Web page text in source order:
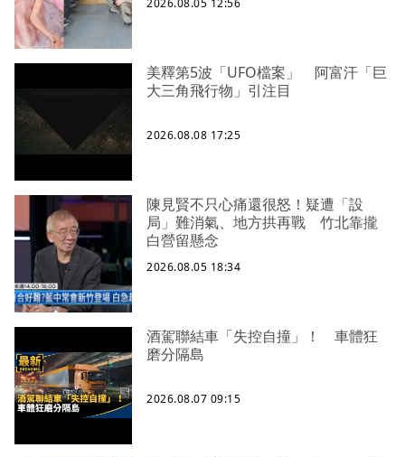
美釋第5波「UFO檔案」 阿富汗「巨
大三角飛行物」引注目
2026.08.08 17:25
陳見賢不只心痛還很怒！疑遭「設
局」難消氣、地方拱再戰 竹北靠攏
白營留懸念
2026.08.05 18:34
酒駕聯結車「失控自撞」！ 車體狂
磨分隔島
2026.08.07 09:15